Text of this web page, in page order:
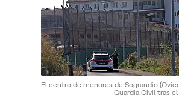
El centro de menores de Sograndio
Guardia Civil tras el